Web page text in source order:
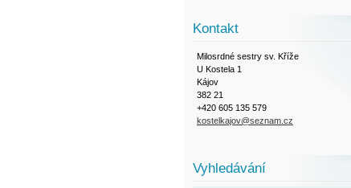
Kontakt
Milosrdné sestry sv. Kříže
U Kostela 1
Kájov
382 21
+420 605 135 579
kostelkajov@seznam.cz
Vyhledávání